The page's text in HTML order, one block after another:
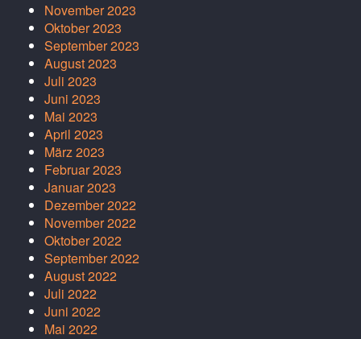
November 2023
Oktober 2023
September 2023
August 2023
Juli 2023
Juni 2023
Mai 2023
April 2023
März 2023
Februar 2023
Januar 2023
Dezember 2022
November 2022
Oktober 2022
September 2022
August 2022
Juli 2022
Juni 2022
Mai 2022